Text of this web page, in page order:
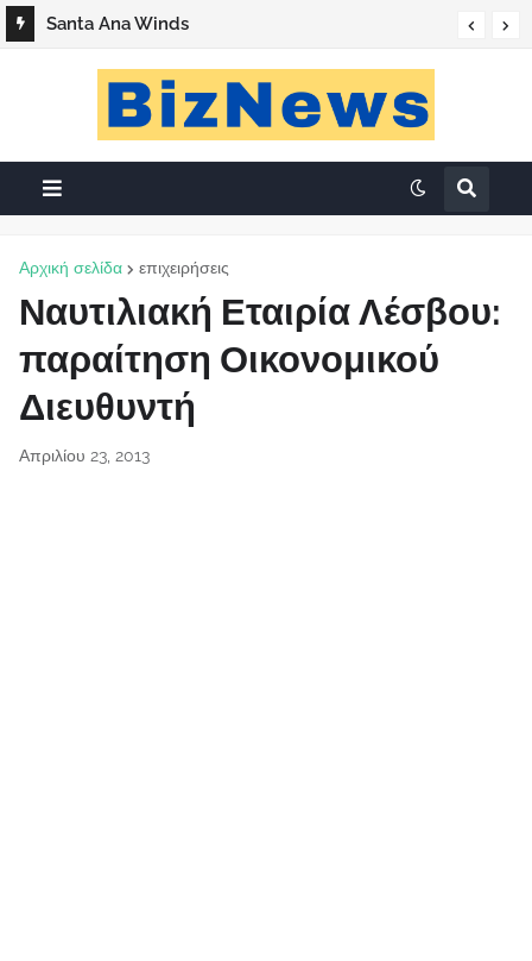
Santa Ana Winds
Αρχική σελίδα επιχειρήσεις
Ναυτιλιακή Εταιρία Λέσβου:
παραίτηση Οικονομικού
Διευθυντή
Απριλίου 23, 2013